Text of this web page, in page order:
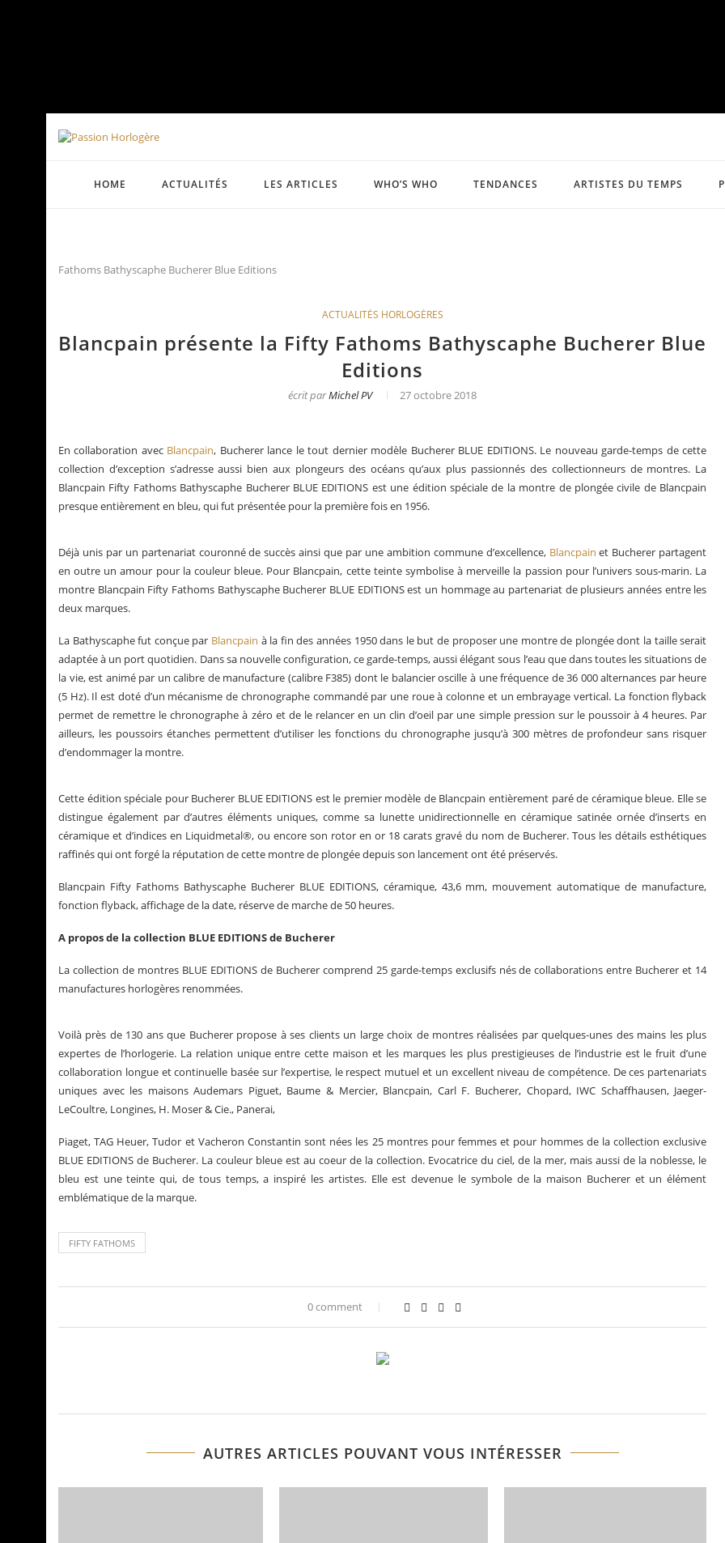
HOME ACTUALITÉS LES ARTICLES WHO’S WHO TENDANCES ARTISTES DU TEMPS
Fathoms Bathyscaphe Bucherer Blue Editions
ACTUALITÉS HORLOGÈRES
Blancpain présente la Fifty Fathoms Bathyscaphe Bucherer Blue
Editions
écrit parMichel PV 27 octobre 2018
En collaboration avec Blancpain, Bucherer lance le tout dernier modèle Bucherer BLUE EDITIONS. Le nouveau garde-temps de cette
collection d’exception s’adresse aussi bien aux plongeurs des océans qu’aux plus passionnés des collectionneurs de montres. La
Blancpain Fifty Fathoms Bathyscaphe Bucherer BLUE EDITIONS est une édition spéciale de la montre de plongée civile de Blancpain
presque entièrement en bleu, qui fut présentée pour la première fois en 1956.
Déjà unis par un partenariat couronné de succès ainsi que par une ambition commune d’excellence, Blancpain et Bucherer partagent
en outre un amour pour la couleur bleue. Pour Blancpain, cette teinte symbolise à merveille la passion pour l’univers sous-marin. La
montre Blancpain Fifty Fathoms Bathyscaphe Bucherer BLUE EDITIONS est un hommage au partenariat de plusieurs années entre les
deux marques.
La Bathyscaphe fut conçue par Blancpain à la fin des années 1950 dans le but de proposer une montre de plongée dont la taille serait
adaptée à un port quotidien. Dans sa nouvelle configuration, ce garde-temps, aussi élégant sous l’eau que dans toutes les situations de
la vie, est animé par un calibre de manufacture (calibre F385) dont le balancier oscille à une fréquence de 36 000 alternances par heure
(5 Hz). Il est doté d’un mécanisme de chronographe commandé par une roue à colonne et un embrayage vertical. La fonction flyback
permet de remettre le chronographe à zéro et de le relancer en un clin d’oeil par une simple pression sur le poussoir à 4 heures. Par
ailleurs, les poussoirs étanches permettent d’utiliser les fonctions du chronographe jusqu’à 300 mètres de profondeur sans risquer
d’endommager la montre.
Cette édition spéciale pour Bucherer BLUE EDITIONS est le premier modèle de Blancpain entièrement paré de céramique bleue. Elle se
distingue également par d’autres éléments uniques, comme sa lunette unidirectionnelle en céramique satinée ornée d’inserts en
céramique et d’indices en Liquidmetal®, ou encore son rotor en or 18 carats gravé du nom de Bucherer. Tous les détails esthétiques
raffinés qui ont forgé la réputation de cette montre de plongée depuis son lancement ont été préservés.
Blancpain Fifty Fathoms Bathyscaphe Bucherer BLUE EDITIONS, céramique, 43,6 mm, mouvement automatique de manufacture,
fonction flyback, affichage de la date, réserve de marche de 50 heures.
A propos de la collection BLUE EDITIONS de Bucherer
La collection de montres BLUE EDITIONS de Bucherer comprend 25 garde-temps exclusifs nés de collaborations entre Bucherer et 14
manufactures horlogères renommées.
Voilà près de 130 ans que Bucherer propose à ses clients un large choix de montres réalisées par quelques-unes des mains les plus
expertes de l’horlogerie. La relation unique entre cette maison et les marques les plus prestigieuses de l’industrie est le fruit d’une
collaboration longue et continuelle basée sur l’expertise, le respect mutuel et un excellent niveau de compétence. De ces partenariats
uniques avec les maisons Audemars Piguet, Baume & Mercier, Blancpain, Carl F. Bucherer, Chopard, IWC Schaffhausen, Jaeger-
LeCoultre, Longines, H. Moser & Cie., Panerai,
Piaget, TAG Heuer, Tudor et Vacheron Constantin sont nées les 25 montres pour femmes et pour hommes de la collection exclusive
BLUE EDITIONS de Bucherer. La couleur bleue est au coeur de la collection. Evocatrice du ciel, de la mer, mais aussi de la noblesse, le
bleu est une teinte qui, de tous temps, a inspiré les artistes. Elle est devenue le symbole de la maison Bucherer et un élément
emblématique de la marque.
FIFTY FATHOMS
0 comment
AUTRES ARTICLES POUVANT VOUS INTÉRESSER